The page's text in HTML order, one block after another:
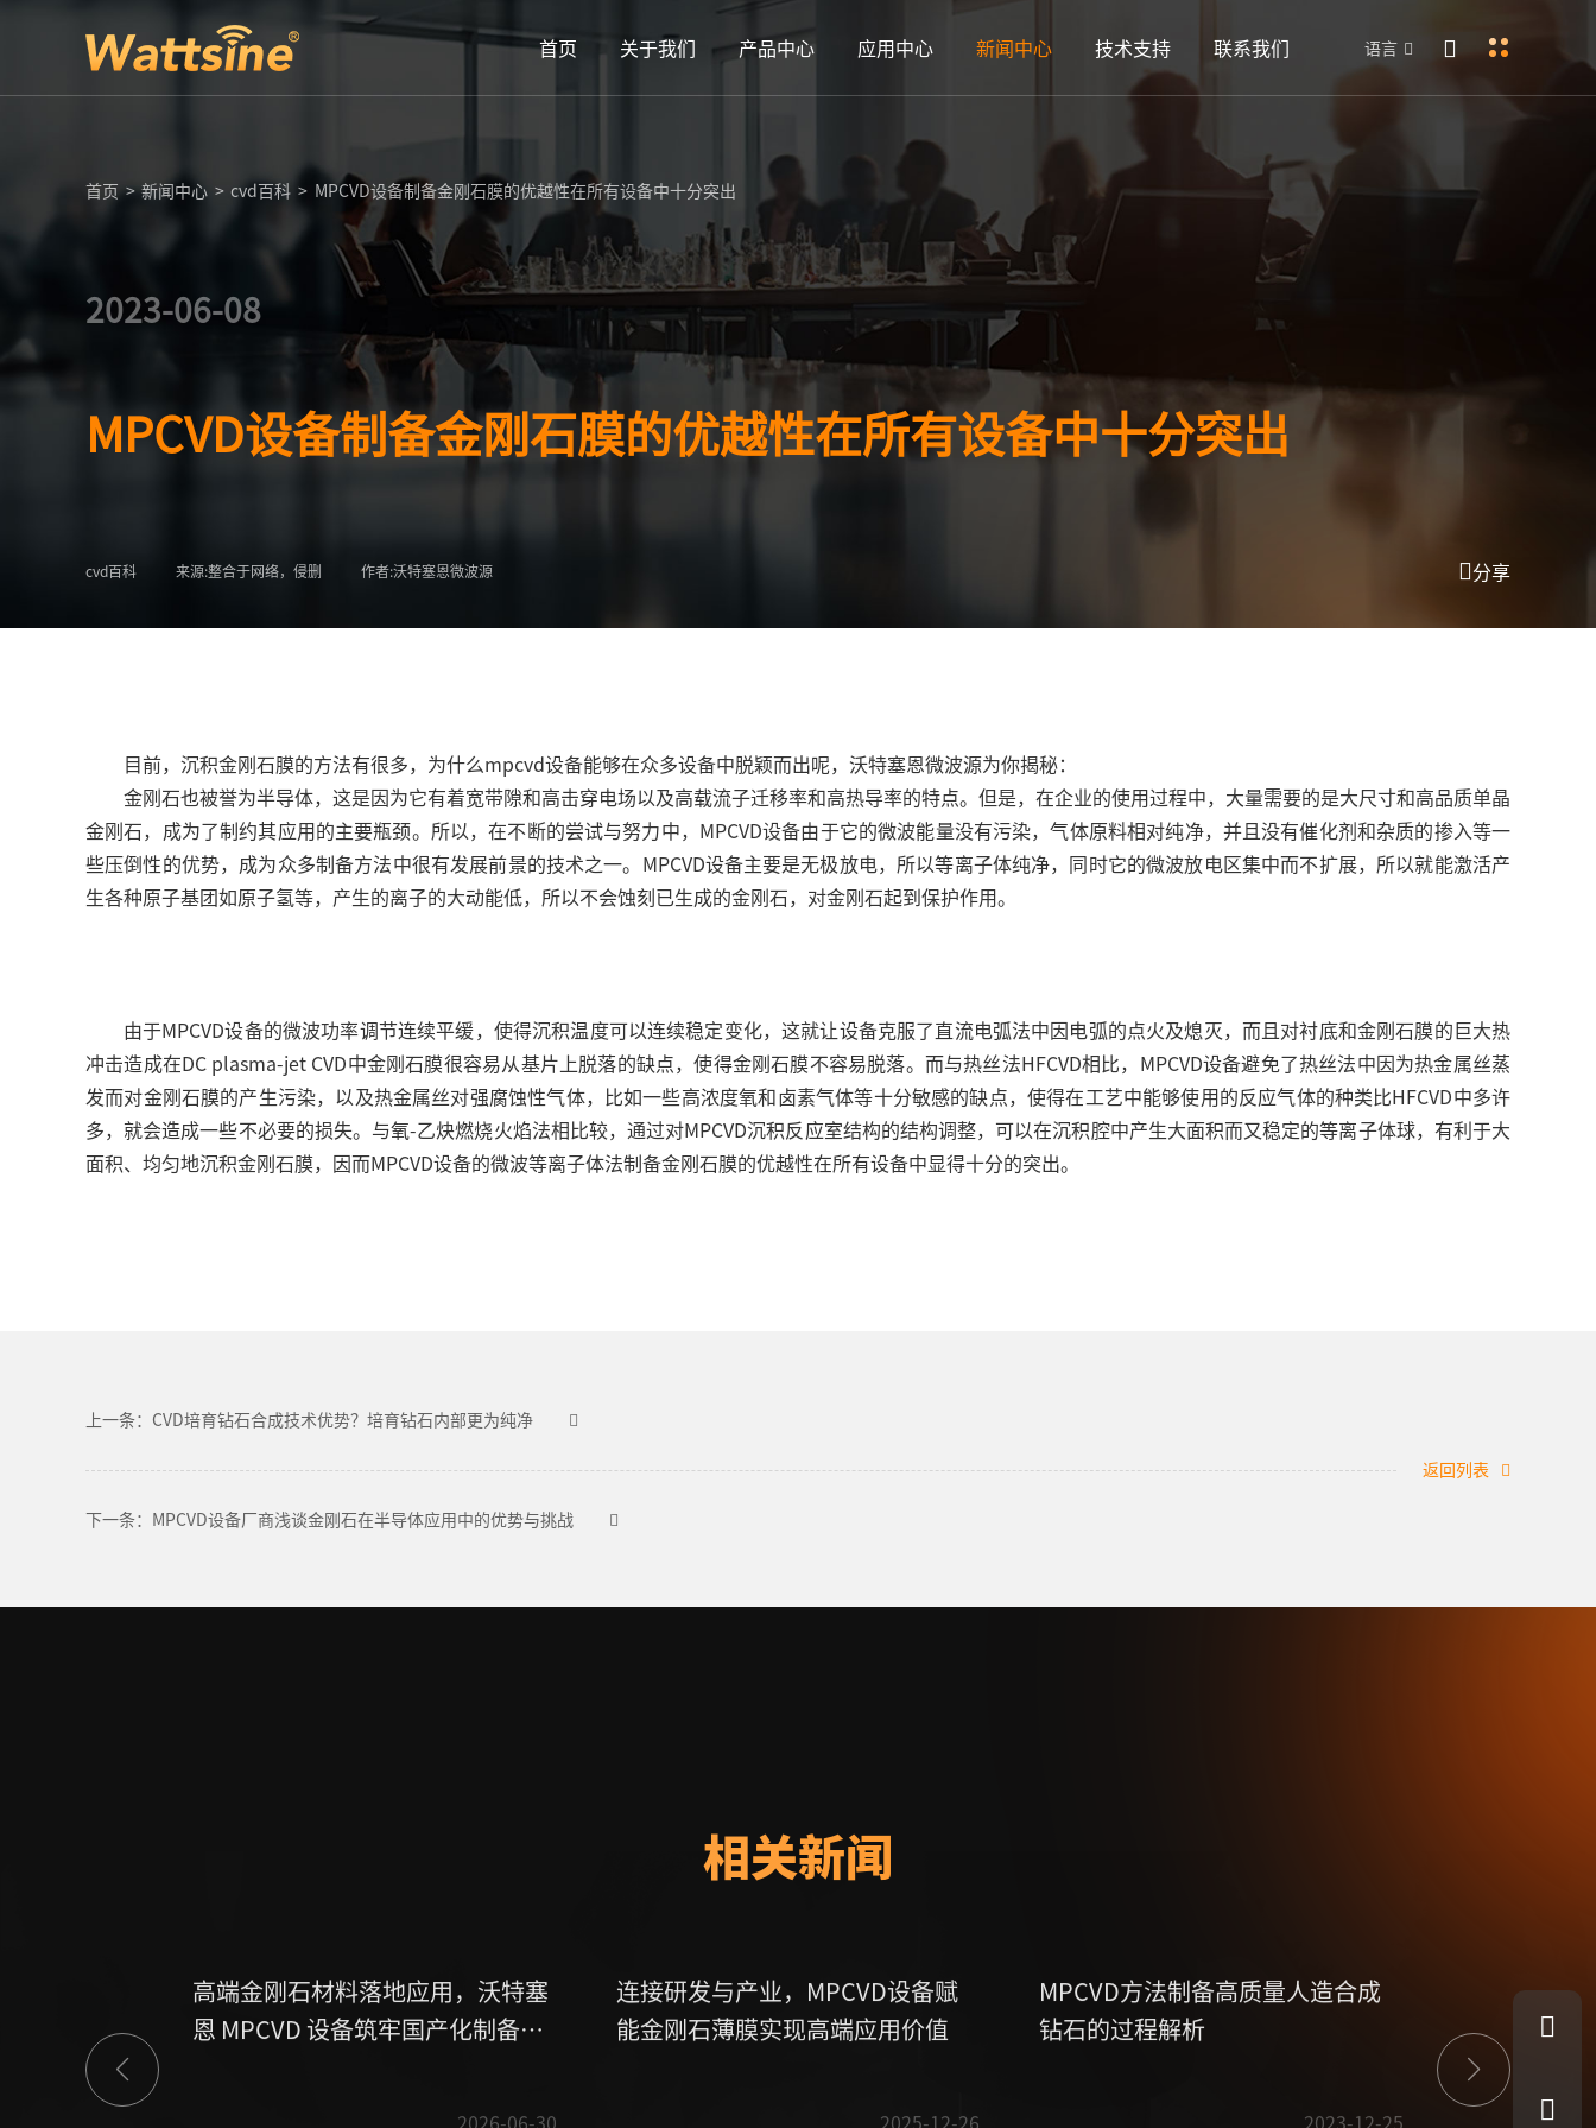
首页 关于我们 产品中心 应用中心 新闻中心 技术支持 联系我们 语言
首页 > 新闻中心 > cvd百科 > MPCVD设备制备金刚石膜的优越性在所有设备中十分突出
2023-06-08
MPCVD设备制备金刚石膜的优越性在所有设备中十分突出
cvd百科 来源:整合于网络，侵删 作者:沃特塞恩微波源 分享
目前，沉积金刚石膜的方法有很多，为什么mpcvd设备能够在众多设备中脱颖而出呢，沃特塞恩微波源为你揭秘：
金刚石也被誉为半导体，这是因为它有着宽带隙和高击穿电场以及高载流子迁移率和高热导率的特点。但是，在企业的使用过程中，大量需要的是大尺寸和高品质单晶
金刚石，成为了制约其应用的主要瓶颈。所以，在不断的尝试与努力中，MPCVD设备由于它的微波能量没有污染，气体原料相对纯净，并且没有催化剂和杂质的掺入等一
些压倒性的优势，成为众多制备方法中很有发展前景的技术之一。 MPCVD设备主要是无极放电，所以等离子体纯净，同时它的微波放电区集中而不扩展，所以就能激活产
生各种原子基团如原子氢等，产生的离子的大动能低，所以不会蚀刻已生成的金刚石，对金刚石起到保护作用。
由于MPCVD设备的微波功率调节连续平缓，使得沉积温度可以连续稳定变化，这就让设备克服了直流电弧法中因电弧的点火及熄灭，而且对衬底和金刚石膜的巨大热
冲击造成在DC plasma-jet CVD中金刚石膜很容易从基片上脱落的缺点，使得金刚石膜不容易脱落。而与热丝法HFCVD相比，MPCVD设备避免了热丝法中因为热金属丝蒸
发而对金刚石膜的产生污染，以及热金属丝对强腐蚀性气体，比如一些高浓度氧和卤素气体等十分敏感的缺点，使得在工艺中能够使用的反应气体的种类比HFCVD中多许
多，就会造成一些不必要的损失。与氧-乙炔燃烧火焰法相比较，通过对MPCVD沉积反应室结构的结构调整，可以在沉积腔中产生大面积而又稳定的等离子体球，有利于大
面积、均匀地沉积金刚石膜，因而MPCVD设备的微波等离子体法制备金刚石膜的优越性在所有设备中显得十分的突出。
上一条：CVD培育钻石合成技术优势？培育钻石内部更为纯净
下一条：MPCVD设备厂商浅谈金刚石在半导体应用中的优势与挑战
返回列表
相关新闻
高端金刚石材料落地应用，沃特塞
恩 MPCVD 设备筑牢国产化制备根
2026-06-30
连接研发与产业，MPCVD设备赋
能金刚石薄膜实现高端应用价值
2025-12-26
MPCVD方法制备高质量人造合成
钻石的过程解析
2023-12-25
MPCVD设
艺方面有哪